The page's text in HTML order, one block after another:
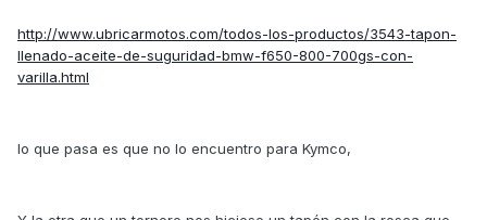
http://www.ubricarmotos.com/todos-los-productos/3543-tapon-
llenado-aceite-de-suguridad-bmw-f650-800-700gs-con-
varilla.html
lo que pasa es que no lo encuentro para Kymco,